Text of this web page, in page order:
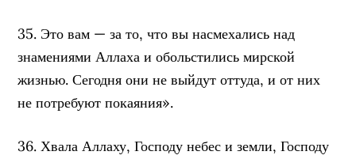
35. Это вам — за то, что вы насмехались над
знамениями Аллаха и обольстились мирской
жизнью. Сегодня они не выйдут оттуда, и от них
не потребуют покаяния».
36. Хвала Аллаху, Господу небес и земли, Господу